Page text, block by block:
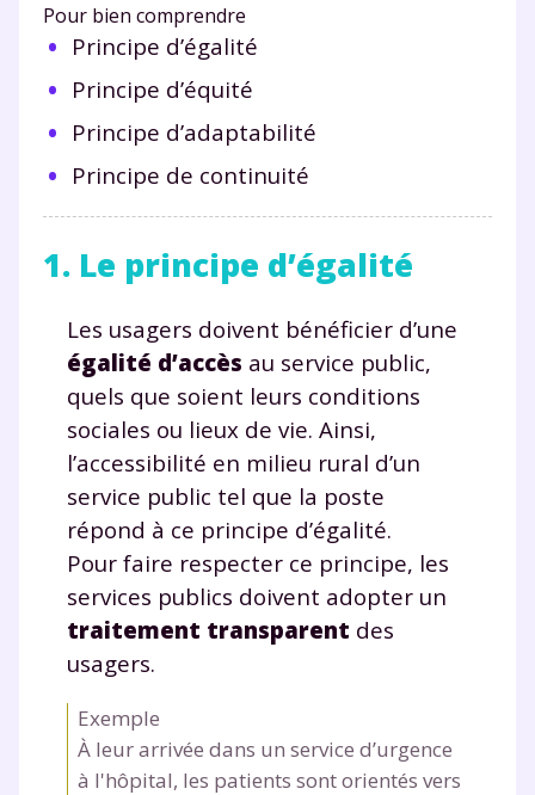
Pour bien comprendre
Principe d’égalité
Principe d’équité
Principe d’adaptabilité
Principe de continuité
1. Le principe d’égalité
Les usagers doivent bénéficier d’une
égalité d’accès au service public,
quels que soient leurs conditions
sociales ou lieux de vie. Ainsi,
l’accessibilité en milieu rural d’un
service public tel que la poste
répond à ce principe d’égalité.
Pour faire respecter ce principe, les
services publics doivent adopter un
traitement transparent des
usagers.
Exemple
À leur arrivée dans un service d’urgence
à l'hôpital, les patients sont orientés vers